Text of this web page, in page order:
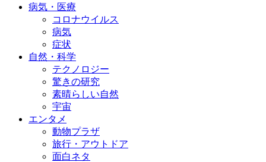
病気・医療
コロナウイルス
病気
症状
自然・科学
テクノロジー
驚きの研究
素晴らしい自然
宇宙
エンタメ
動物プラザ
旅行・アウトドア
面白ネタ